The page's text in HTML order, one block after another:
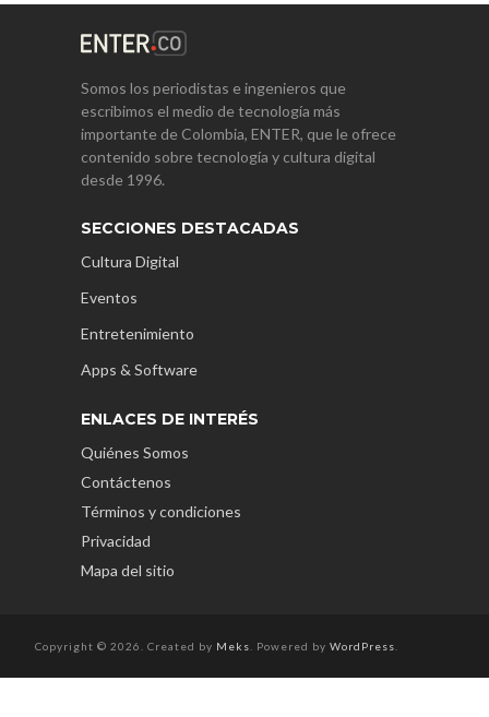
Somos los periodistas e ingenieros que
escribimos el medio de tecnología más
importante de Colombia, ENTER, que le ofrece
contenido sobre tecnología y cultura digital
desde 1996.
SECCIONES DESTACADAS
Cultura Digital
Eventos
Entretenimiento
Apps & Software
ENLACES DE INTERÉS
Quiénes Somos
Contáctenos
Términos y condiciones
Privacidad
Mapa del sitio
Copyright © 2026. Created by Meks . Powered by WordPress